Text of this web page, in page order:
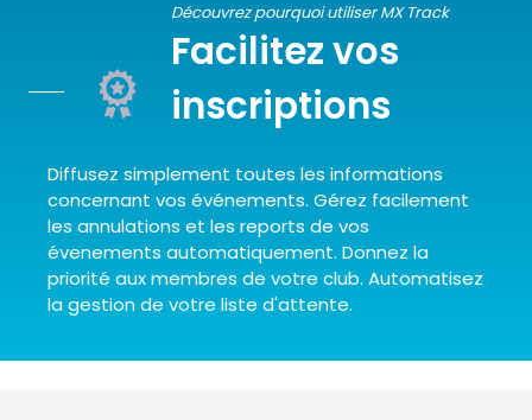
Découvrez pourquoi utiliser MX Track
Facilitez vos
inscriptions
Diffusez simplement toutes les informations
concernant vos événements. Gérez facilement
les annulations et les reports de vos
évenements automatiquement. Donnez la
priorité aux membres de votre club. Automatisez
la gestion de votre liste d'attente.